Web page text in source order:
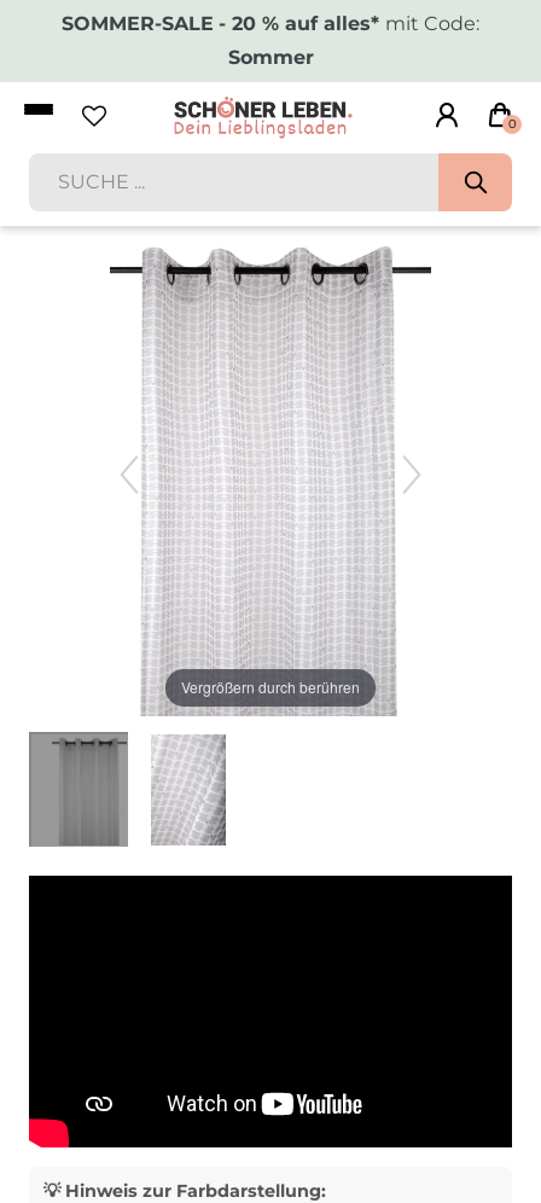
SOMMER-SALE - 20 % auf alles* mit Code:
Sommer
0
Vergrößern durch berühren
💡 Hinweis zur Farbdarstellung: